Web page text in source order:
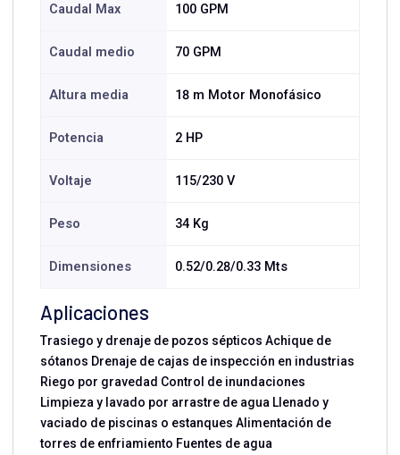
Caudal Max 100 GPM
Caudal medio 70 GPM
Altura media 18 m Motor Monofásico
Potencia 2 HP
Voltaje 115/230 V
Peso 34 Kg
Dimensiones 0.52/0.28/0.33 Mts
Aplicaciones
Trasiego y drenaje de pozos sépticos Achique de
sótanos Drenaje de cajas de inspección en industrias
Riego por gravedad Control de inundaciones
Limpieza y lavado por arrastre de agua Llenado y
vaciado de piscinas o estanques Alimentación de
torres de enfriamiento Fuentes de agua